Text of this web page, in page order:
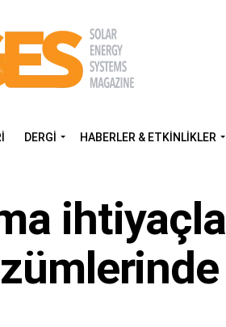
DERGI HABERLER & ETKINLIKLER